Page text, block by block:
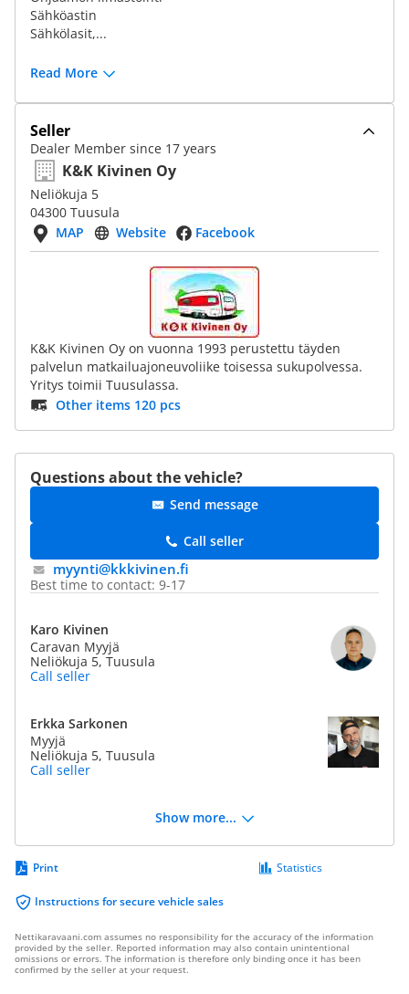
Sähköastin
Sähkölasit,...
Read More
Seller
Dealer Member since 17 years
K&K Kivinen Oy
Neliökuja 5
04300 Tuusula
MAP
Website Facebook
K&K Kivinen Oy on vuonna 1993 perustettu täyden
palvelun matkailuajoneuvoliike toisessa sukupolvessa.
Yritys toimii Tuusulassa.
Other items 120 pcs
Questions about the vehicle?
Send message
Call seller
myynti@​kkkivinen.fi
Best time to contact: 9-17
Karo Kivinen
Caravan Myyjä
Neliökuja 5, Tuusula
Call seller
Erkka Sarkonen
Myyjä
Neliökuja 5, Tuusula
Call seller
Show more...
Print
Instructions for secure vehicle sales
Statistics
Nettikaravaani.com assumes no responsibility for the accuracy of the information
provided by the seller. Reported information may also contain unintentional
omissions or errors. The information is therefore only binding once it has been
confirmed by the seller at your request.